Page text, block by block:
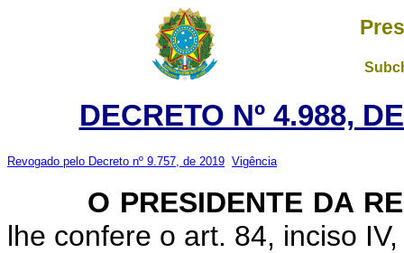
DECRETO Nº 4.988,
Revogado pelo Decreto nº 9.757, de 2019 Vigência
O PRESIDENTE DA
lhe confere o art. 84, inciso